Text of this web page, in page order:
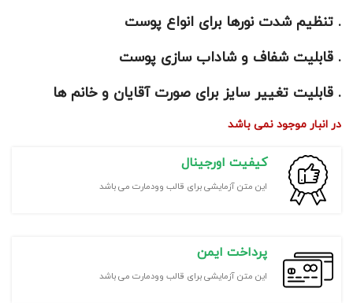
. تنظیم شدت نورها برای انواع پوست
. قابلیت شفاف و شاداب سازی پوست
. قابلیت تغییر سایز برای صورت آقایان و خانم ها
در انبار موجود نمی باشد
کیفیت اورجینال
این متن آزمایشی برای قالب وودمارت می باشد
پرداخت ایمن
این متن آزمایشی برای قالب وودمارت می باشد